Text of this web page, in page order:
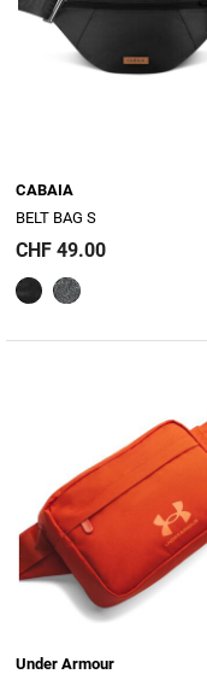
CABAIA
BELT BAG S
CHF 49.00
Under Armour